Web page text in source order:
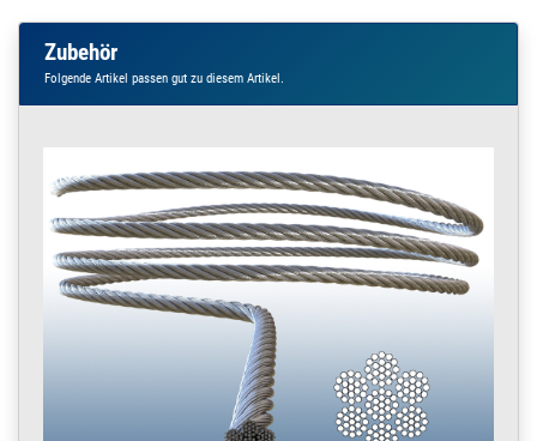
Zubehör
Folgende Artikel passen gut zu diesem Artikel.